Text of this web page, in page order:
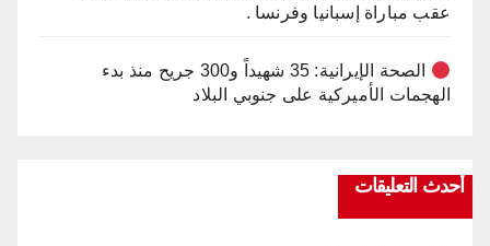
عقب مباراة إسبانيا وفرنسا .
الصحة الإيرانية: 35 شهيداً و300 جريح منذ بدء
الهجمات الأميركية على جنوبي البلاد
أحدث التعليقات